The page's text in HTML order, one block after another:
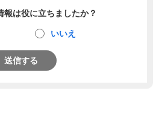
報は役に立ちましたか？
いいえ
送信する